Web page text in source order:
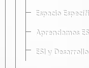
Espacio
Aprendamos
ESI y